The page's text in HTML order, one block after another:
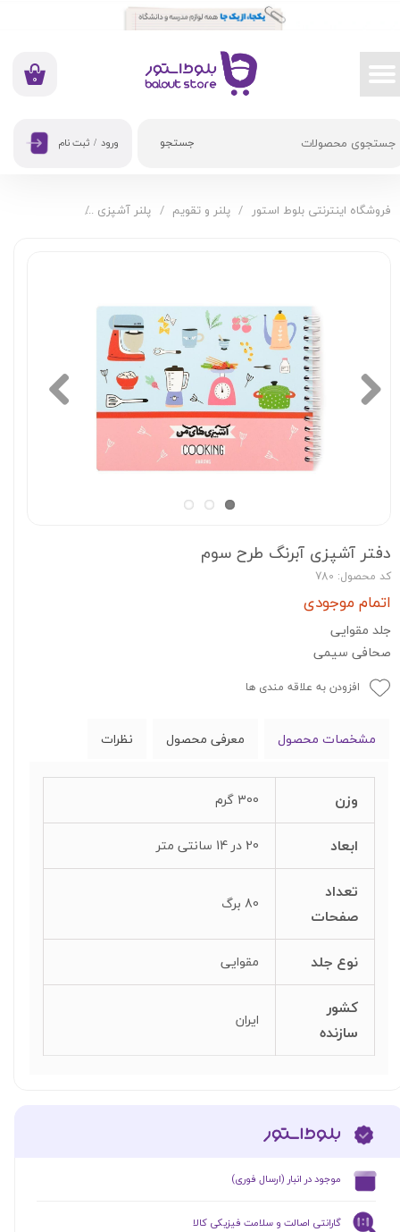
جستجو
۰
ورود / ثبت نام
حساب کاربری من
تغییر گذر واژه
فروشگاه اینترنتی بلوط استور پلنر و تقویم پلنر آشپزی
دفتر آشپزی آبرنگ طرح سوم
کد محصول: 780
اتمام موجودی
جلد مقوایی
صحافی سیمی
افزودن به علاقه مندی ها
مشخصات محصول معرفی محصول نظرات
وزن 300 گرم
ابعاد 20 در 14 سانتی متر
تعداد
صفحات
80 برگ
نوع جلد مقوایی
کشور
سازنده
ایران
گارانتی اصالت و سلامت فیزیکی کالا
​موجود در انبار (ارسال فوری)